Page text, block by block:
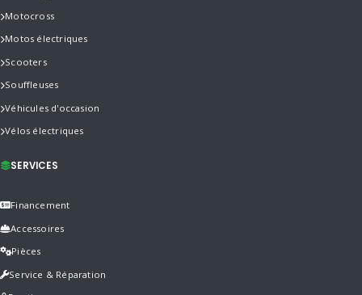
Motocross
Motos électriques
Scooters
Souffleuses
Véhicules d'occasion
Vélos électriques
SERVICES
Financement
Accessoires
Pièces
Service & Réparation